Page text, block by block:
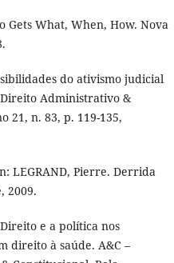
Gets What, When, How. Nova
do ativismo judicial
Administrativo &
21, n. 83, p. 119-135,
LEGRAND, Pierre. Derrida
2009.
e a política nos
direito à saúde. A&C –